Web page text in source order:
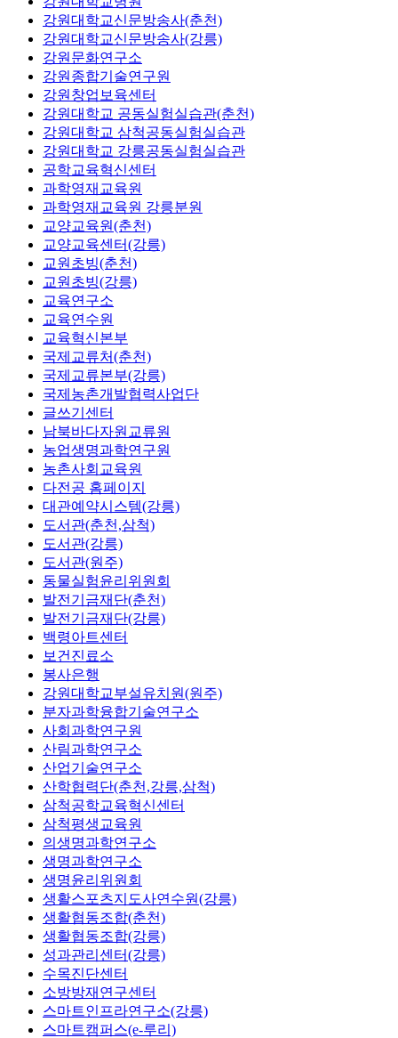
강원대학교신문방송사(춘천)
강원대학교신문방송사(강릉)
강원문화연구소
강원종합기술연구원
강원창업보육센터
강원대학교 공동실험실습관(춘천)
강원대학교 삼척공동실험실습관
강원대학교 강릉공동실험실습관
공학교육혁신센터
과학영재교육원
과학영재교육원 강릉분원
교양교육원(춘천)
교양교육센터(강릉)
교원초빙(춘천)
교원초빙(강릉)
교육연구소
교육연수원
교육혁신본부
국제교류처(춘천)
국제교류본부(강릉)
국제농촌개발협력사업단
글쓰기센터
남북바다자원교류원
농업생명과학연구원
농촌사회교육원
다전공 홈페이지
대관예약시스템(강릉)
도서관(춘천,삼척)
도서관(강릉)
도서관(원주)
동물실험윤리위원회
발전기금재단(춘천)
발전기금재단(강릉)
백령아트센터
보건진료소
봉사은행
강원대학교부설유치원(원주)
분자과학융합기술연구소
사회과학연구원
산림과학연구소
산업기술연구소
산학협력단(춘천,강릉,삼척)
삼척공학교육혁신센터
삼척평생교육원
의생명과학연구소
생명과학연구소
생명윤리위원회
생활스포츠지도사연수원(강릉)
생활협동조합(춘천)
생활협동조합(강릉)
성과관리센터(강릉)
수목진단센터
소방방재연구센터
스마트인프라연구소(강릉)
스마트캠퍼스(e-루리)